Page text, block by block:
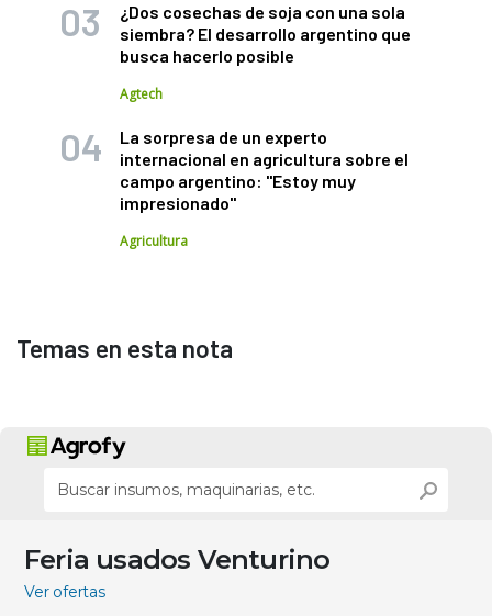
¿Dos cosechas de soja con una sola
siembra? El desarrollo argentino que
busca hacerlo posible
Agtech
La sorpresa de un experto
internacional en agricultura sobre el
campo argentino: "Estoy muy
impresionado"
Agricultura
Temas en esta nota
Feria usados Venturino
Ver ofertas